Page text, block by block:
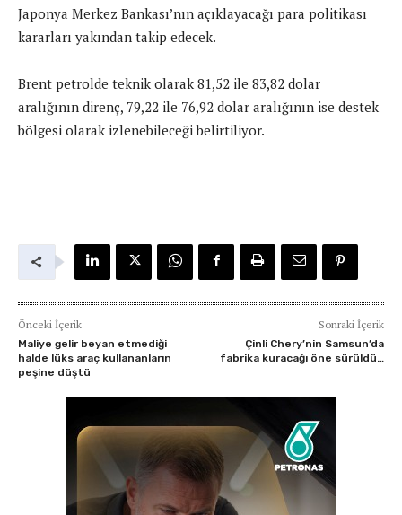
Japonya Merkez Bankası’nın açıklayacağı para politikası
kararları yakından takip edecek.
Brent petrolde teknik olarak 81,52 ile 83,82 dolar
aralığının direnç, 79,22 ile 76,92 dolar aralığının ise destek
bölgesi olarak izlenebileceği belirtiliyor.
Önceki İçerik
Maliye gelir beyan etmediği
halde lüks araç kullananların
peşine düştü
Sonraki İçerik
Çinli Chery’nin Samsun’da
fabrika kuracağı öne sürüldü…